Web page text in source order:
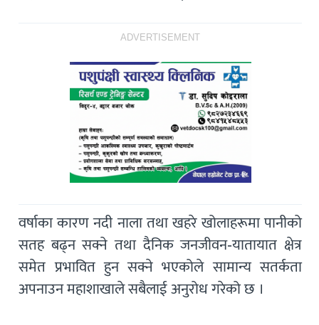
ADVERTISEMENT
वर्षाका कारण नदी नाला तथा खहरे खोलाहरूमा पानीको
सतह बढ्न सक्ने तथा दैनिक जनजीवन-यातायात क्षेत्र
समेत प्रभावित हुन सक्ने भएकोले सामान्य सतर्कता
अपनाउन महाशाखाले सबैलाई अनुरोध गरेको छ ।